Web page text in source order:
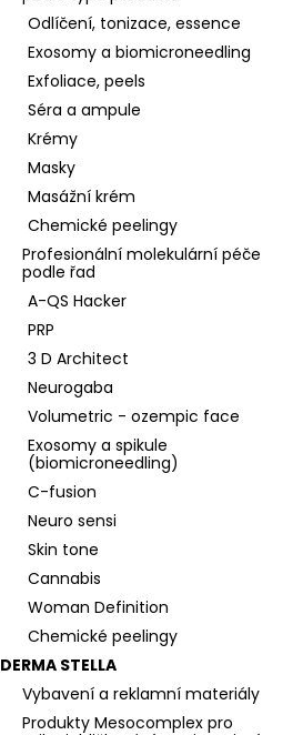
Odlíčení, tonizace, essence
Exosomy a biomicroneedling
Exfoliace, peels
Séra a ampule
Krémy
Masky
Masážní krém
Chemické peelingy
Profesionální molekulární péče
podle řad
A-QS Hacker
PRP
3 D Architect
Neurogaba
Volumetric - ozempic face
Exosomy a spikule
(biomicroneedling)
C-fusion
Neuro sensi
Skin tone
Cannabis
Woman Definition
Chemické peelingy
DERMA STELLA
Vybavení a reklamní materiály
Produkty Mesocomplex pro